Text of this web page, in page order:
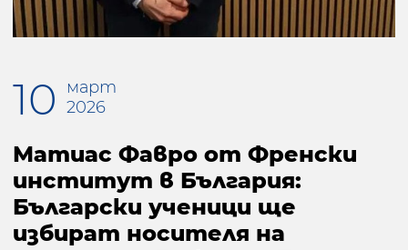
10
март
2026
Матиас Фавро от Френски
институт в България:
Български ученици ще
избират носителя на